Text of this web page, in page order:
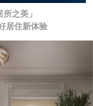
之美」
居住新体验